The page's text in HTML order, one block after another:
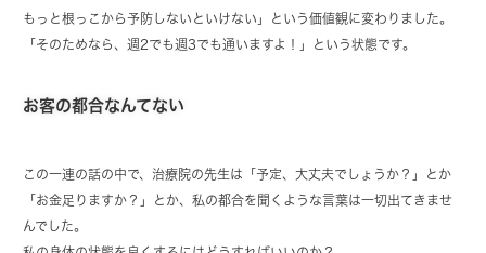
もっと根っこから予防しないといけない」という価値観に変わりました。
「そのためなら、週2でも週3でも通いますよ！」という状態です。
お客の都合なんてない
この一連の話の中で、治療院の先生は「予定、大丈夫でしょうか？」とか
「お金足りますか？」とか、私の都合を聞くような言葉は一切出てきませ
んでした。